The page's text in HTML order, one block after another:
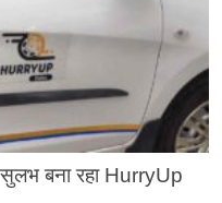
बना रहा HurryUp